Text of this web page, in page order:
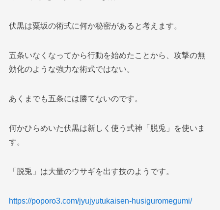
伏黒は粟坂の術式に何か秘密があると考えます。
五条いなくなってから行動を始めたことから、攻撃の無
効化のような強力な術式ではない。
あくまでも五条には勝てないのです。
何かひらめいた伏黒は新しく使う式神「脱兎」を使いま
す。
「脱兎」は大量のウサギを出す技のようです。
https://poporo3.com/jyujyutukaisen-husiguromegumi/